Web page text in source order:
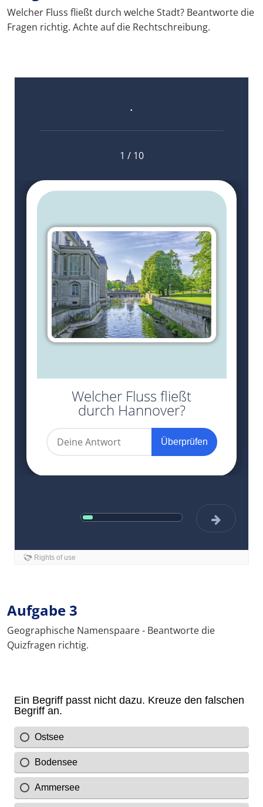
Welcher Fluss fließt durch welche Stadt? Beantworte die
Fragen richtig. Achte auf die Rechtschreibung.
Aufgabe 3
Geographische Namenspaare - Beantworte die
Quizfragen richtig.